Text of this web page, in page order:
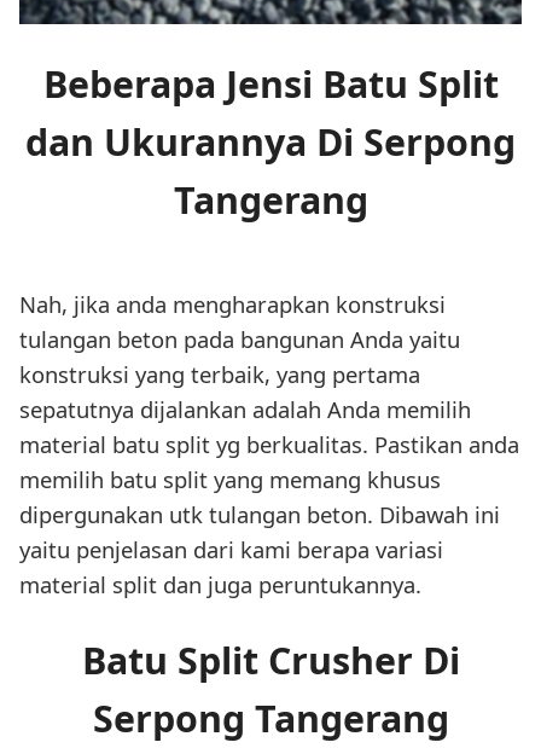
Beberapa Jensi Batu Split
dan Ukurannya Di Serpong
Tangerang
Nah, jika anda mengharapkan konstruksi
tulangan beton pada bangunan Anda yaitu
konstruksi yang terbaik, yang pertama
sepatutnya dijalankan adalah Anda memilih
material batu split yg berkualitas. Pastikan anda
memilih batu split yang memang khusus
dipergunakan utk tulangan beton. Dibawah ini
yaitu penjelasan dari kami berapa variasi
material split dan juga peruntukannya.
Batu Split Crusher Di
Serpong Tangerang